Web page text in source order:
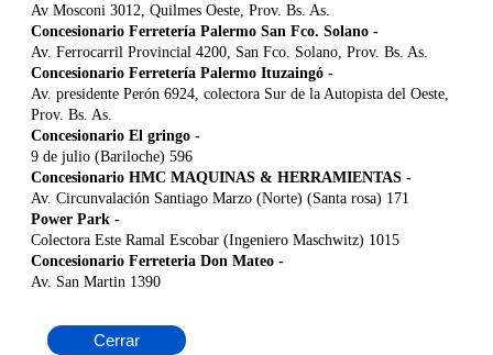
Av Mosconi 3012, Quilmes Oeste, Prov. Bs. As.
Concesionario Ferretería Palermo San Fco. Solano -
Av. Ferrocarril Provincial 4200, San Fco. Solano, Prov. Bs. As.
Concesionario Ferretería Palermo Ituzaingó -
Av. presidente Perón 6924, colectora Sur de la Autopista del Oeste,
Prov. Bs. As.
Concesionario El gringo -
9 de julio (Bariloche) 596
Concesionario HMC MAQUINAS & HERRAMIENTAS -
Av. Circunvalación Santiago Marzo (Norte) (Santa rosa) 171
Power Park -
Colectora Este Ramal Escobar (Ingeniero Maschwitz) 1015
Concesionario Ferreteria Don Mateo -
Av. San Martin 1390
Cerrar